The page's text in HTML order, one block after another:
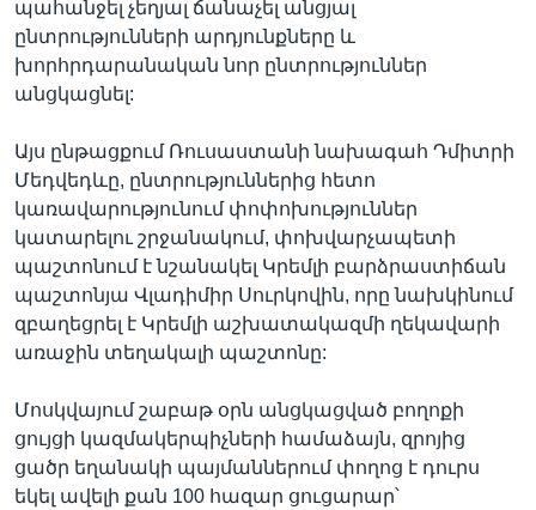
պահանջել չեղյալ ճանաչել անցյալ
ընտրությունների արդյունքները և
խորհրդարանական նոր ընտրություններ
անցկացնել:
Այս ընթացքում Ռուսաստանի նախագահ Դմիտրի
Մեդվեդևը, ընտրություններից հետո
կառավարությունում փոփոխություններ
կատարելու շրջանակում, փոխվարչապետի
պաշտոնում է նշանակել Կրեմլի բարձրաստիճան
պաշտոնյա Վլադիմիր Սուրկովին, որը նախկինում
զբաղեցրել է Կրեմլի աշխատակազմի ղեկավարի
առաջին տեղակալի պաշտոնը:
Մոսկվայում շաբաթ օրն անցկացված բողոքի
ցույցի կազմակերպիչների համաձայն, զրոյից
ցածր եղանակի պայմաններում փողոց է դուրս
եկել ավելի քան 100 հազար ցուցարար՝